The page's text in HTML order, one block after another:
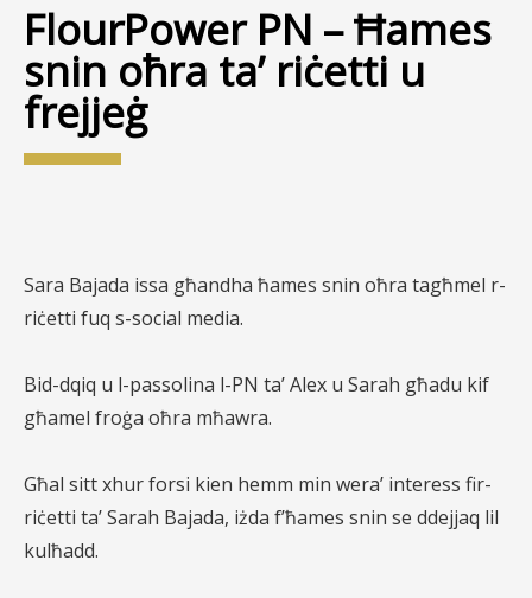
FlourPower PN – Ħames
snin oħra ta’ riċetti u
frejjeġ
Sara Bajada issa għandha ħames snin oħra tagħmel r-
riċetti fuq s-social media.
Bid-dqiq u l-passolina l-PN ta’ Alex u Sarah għadu kif
għamel froġa oħra mħawra.
Għal sitt xhur forsi kien hemm min wera’ interess fir-
riċetti ta’ Sarah Bajada, iżda f’ħames snin se ddejjaq lil
kulħadd.